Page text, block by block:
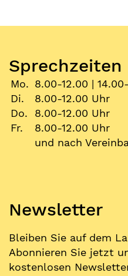
Sprechzeiten
Mo. 8.00-12.00 |
Di.
8.00-12.00 Uhr
Do.
8.00-12.00 Uhr
Fr.
8.00-12.00 Uhr
und nach
Newsletter
Bleiben Sie auf dem
Abonnieren Sie jetzt
kostenlosen